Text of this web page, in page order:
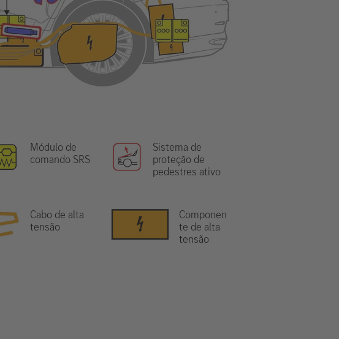
Módulo de
comando SRS
Sistema de
proteção de
pedestres ativo
Cabo de alta
tensão
Componen
te de alta
tensão